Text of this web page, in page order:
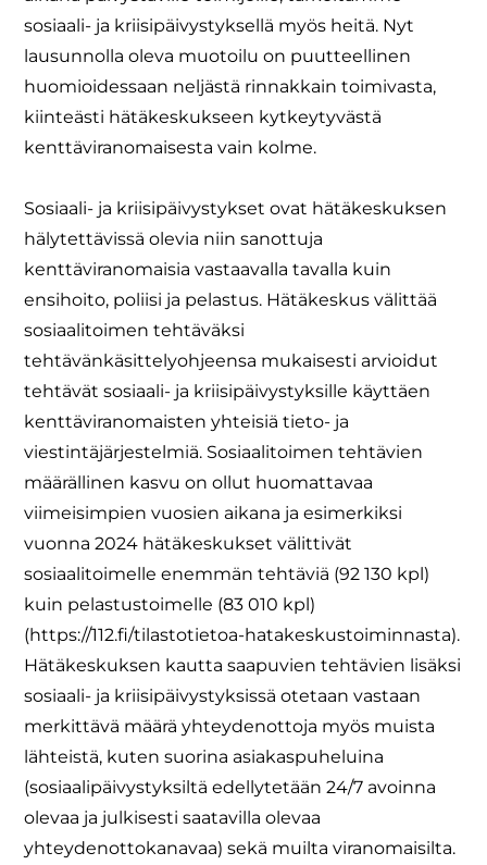
sosiaali- ja kriisipäivystyksellä myös heitä. Nyt
lausunnolla oleva muotoilu on puutteellinen
huomioidessaan neljästä rinnakkain toimivasta,
kiinteästi hätäkeskukseen kytkeytyvästä
kenttäviranomaisesta vain kolme.
Sosiaali- ja kriisipäivystykset ovat hätäkeskuksen
hälytettävissä olevia niin sanottuja
kenttäviranomaisia vastaavalla tavalla kuin
ensihoito, poliisi ja pelastus. Hätäkeskus välittää
sosiaalitoimen tehtäväksi
tehtävänkäsittelyohjeensa mukaisesti arvioidut
tehtävät sosiaali- ja kriisipäivystyksille käyttäen
kenttäviranomaisten yhteisiä tieto- ja
viestintäjärjestelmiä. Sosiaalitoimen tehtävien
määrällinen kasvu on ollut huomattavaa
viimeisimpien vuosien aikana ja esimerkiksi
vuonna 2024 hätäkeskukset välittivät
sosiaalitoimelle enemmän tehtäviä (92 130 kpl)
kuin pelastustoimelle (83 010 kpl)
(https://112.fi/tilastotietoa-hatakeskustoiminnasta).
Hätäkeskuksen kautta saapuvien tehtävien lisäksi
sosiaali- ja kriisipäivystyksissä otetaan vastaan
merkittävä määrä yhteydenottoja myös muista
lähteistä, kuten suorina asiakaspuheluina
(sosiaalipäivystyksiltä edellytetään 24/7 avoinna
olevaa ja julkisesti saatavilla olevaa
yhteydenottokanavaa) sekä muilta viranomaisilta.